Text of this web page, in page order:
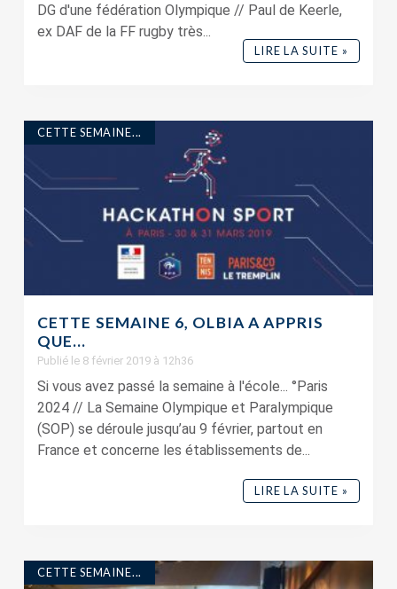
DG d'une fédération Olympique // Paul de Keerle,
ex DAF de la FF rugby très...
LIRE LA SUITE »
CETTE SEMAINE...
CETTE SEMAINE 6, OLBIA A APPRIS
QUE…
Publié le 8 février 2019 à 12h36
Si vous avez passé la semaine à l'école... °Paris
2024 // La Semaine Olympique et Paralympique
(SOP) se déroule jusqu’au 9 février, partout en
France et concerne les établissements de...
LIRE LA SUITE »
CETTE SEMAINE...